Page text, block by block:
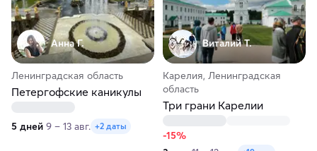
Анна Г.
Ленинградская область
Петергофские каникулы
5 дней 9 – 13 авг. +2 даты
Виталий Т.
Карелия, Ленинградская
область
Три грани Карелии
-15%